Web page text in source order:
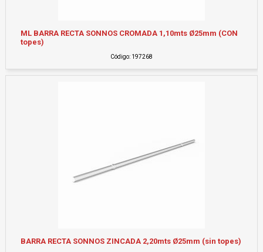
ML BARRA RECTA SONNOS CROMADA 1,10mts Ø25mm (CON
topes)
Código: 197268
BARRA RECTA SONNOS ZINCADA 2,20mts Ø25mm (sin topes)